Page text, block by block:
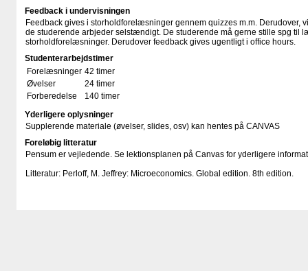
Feedback i undervisningen
Feedback gives i storholdforelæsninger gennem quizzes m.m. Derudover,
de studerende arbjeder selstændigt. De studerende må gerne stille spg til
storholdforelæsninger. Derudover feedback gives ugentligt i office hours.
Studenterarbejdstimer
Forelæsninger 42 timer
Øvelser
24 timer
Forberedelse
140 timer
Yderligere oplysninger
Supplerende materiale (øvelser, slides, osv) kan hentes på CANVAS
Foreløbig litteratur
Pensum er vejledende. Se lektionsplanen på Canvas for yderligere
Litteratur: Perloff, M. Jeffrey: Microeconomics. Global edition. 8th edition.